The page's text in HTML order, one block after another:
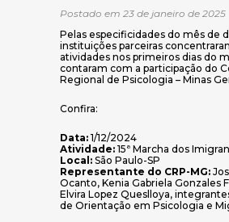
Postado em 23 de janeiro de 2025
Pelas especificidades do mês de
instituições parceiras
atividades nos primeiros dias do
contaram com a participação do
Regional de Psicologia – Minas
Confira:
Data: 1/12/2024
Atividade: 15ª Marcha dos
Local: São Paulo-SP
Representante do CRP-MG:
Ocanto, Kenia Gabriela Gonzales
Elvira Lopez Queslloya,
de Orientação em Psicologia e